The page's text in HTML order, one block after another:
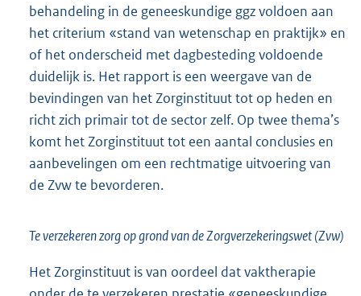
behandeling in de geneeskundige ggz voldoen aan
het criterium «stand van wetenschap en praktijk» en
of het onderscheid met dagbesteding voldoende
duidelijk is. Het rapport is een weergave van de
bevindingen van het Zorginstituut tot op heden en
richt zich primair tot de sector zelf. Op twee thema’s
komt het Zorginstituut tot een aantal conclusies en
aanbevelingen om een rechtmatige uitvoering van
de Zvw te bevorderen.
Te verzekeren zorg op grond van de Zorgverzekeringswet (Zvw)
Het Zorginstituut is van oordeel dat vaktherapie